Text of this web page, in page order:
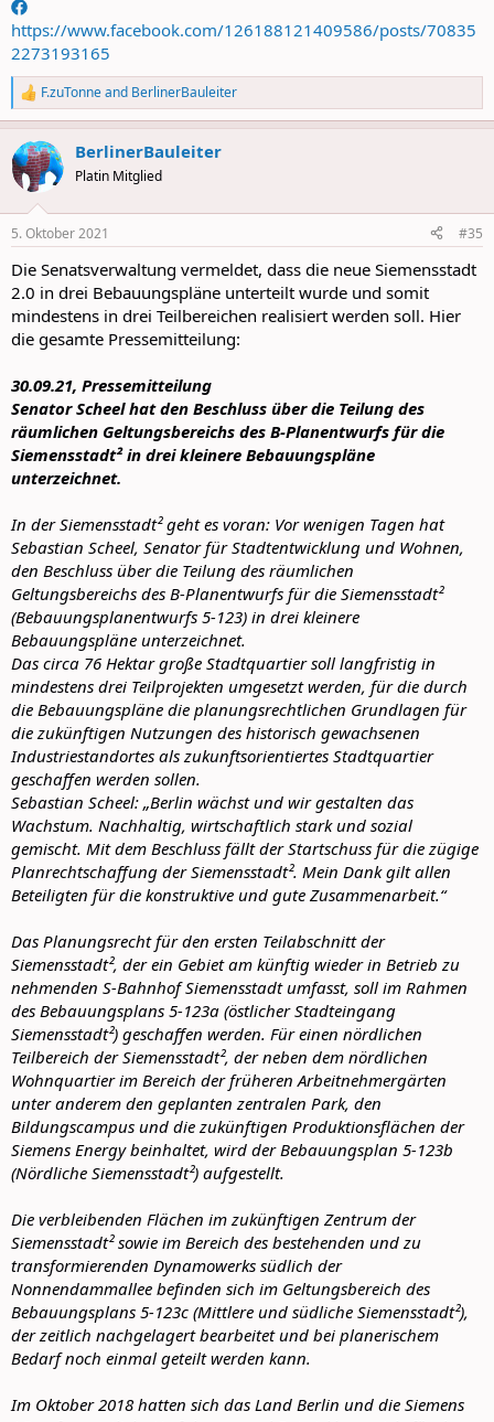
https://www.facebook.com/126188121409586/posts/70835
2273193165
R
e
a
c
t
i
s
F.zuTonneand BerlinerBauleiter
BerlinerBauleiter
Platin Mitglied
5. Oktober 2021 #35
Die Senatsverwaltung vermeldet, dass die neue Siemensstadt
2.0 in drei Bebauungspläne unterteilt wurde und somit
mindestens in drei Teilbereichen realisiert werden soll. Hier
die gesamte Pressemitteilung:
30.09.21, Pressemitteilung
Senator Scheel hat den Beschluss über die Teilung des
räumlichen Geltungsbereichs des B-Planentwurfs für die
Siemensstadt² in drei kleinere Bebauungspläne
unterzeichnet.
In der Siemensstadt² geht es voran: Vor wenigen Tagen hat
Sebastian Scheel, Senator für Stadtentwicklung und Wohnen,
den Beschluss über die Teilung des räumlichen
Geltungsbereichs des B-Planentwurfs für die Siemensstadt²
(Bebauungsplanentwurfs 5‑123) in drei kleinere
Bebauungspläne unterzeichnet.
Das circa 76 Hektar große Stadtquartier soll langfristig in
mindestens drei Teilprojekten umgesetzt werden, für die durch
die Bebauungspläne die planungsrechtlichen Grundlagen für
die zukünftigen Nutzungen des historisch gewachsenen
Industriestandortes als zukunftsorientiertes Stadtquartier
geschaffen werden sollen.
Sebastian Scheel: „Berlin wächst und wir gestalten das
Wachstum. Nachhaltig, wirtschaftlich stark und sozial
gemischt. Mit dem Beschluss fällt der Startschuss für die zügige
Planrechtschaffung der Siemensstadt². Mein Dank gilt allen
Beteiligten für die konstruktive und gute Zusammenarbeit.“
Das Planungsrecht für den ersten Teilabschnitt der
Siemensstadt², der ein Gebiet am künftig wieder in Betrieb zu
nehmenden S-Bahnhof Siemensstadt umfasst, soll im Rahmen
des Bebauungsplans 5‑123a (östlicher Stadteingang
Siemensstadt²) geschaffen werden. Für einen nördlichen
Teilbereich der Siemensstadt², der neben dem nördlichen
Wohnquartier im Bereich der früheren Arbeitnehmergärten
unter anderem den geplanten zentralen Park, den
Bildungscampus und die zukünftigen Produktionsflächen der
Siemens Energy beinhaltet, wird der Bebauungsplan 5‑123b
(Nördliche Siemensstadt²) aufgestellt.
Die verbleibenden Flächen im zukünftigen Zentrum der
Siemensstadt² sowie im Bereich des bestehenden und zu
transformierenden Dynamowerks südlich der
Nonnendammallee befinden sich im Geltungsbereich des
Bebauungsplans 5‑123c (Mittlere und südliche Siemensstadt²),
der zeitlich nachgelagert bearbeitet und bei planerischem
Bedarf noch einmal geteilt werden kann.
Im Oktober 2018 hatten sich das Land Berlin und die Siemens